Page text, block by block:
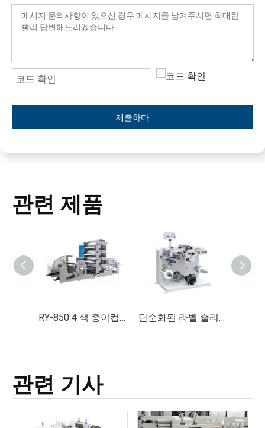
제출하다
관련 제품
RY-850 4 색 종이컵 플렉소 인쇄기 단순화된 라벨 슬리팅 및 되감기 기계 솔루션
관련 기사